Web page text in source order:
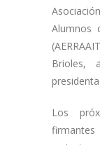
Alumnos
Brioles,
Los